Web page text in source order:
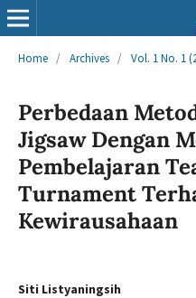
Home / Archives / Vol. 1 No. 1
Perbedaan
Jigsaw Dengan
Pembelajaran
Turnament
Kewirausahaan
Siti Listyaningsih